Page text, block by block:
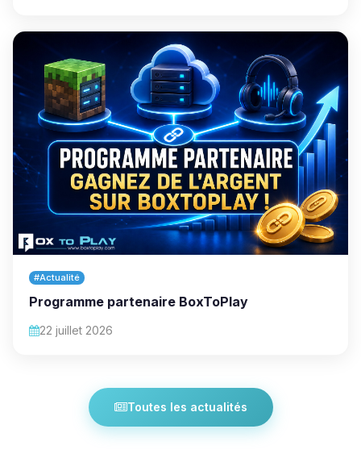
#Actualité
Programme partenaire BoxToPlay
22 juillet 2026
Toutes les actualités